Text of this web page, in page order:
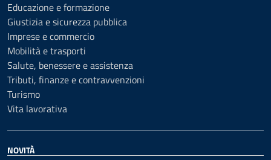
Educazione e formazione
Giustizia e sicurezza pubblica
Imprese e commercio
Mobilità e trasporti
Salute, benessere e assistenza
Tributi, finanze e contravvenzioni
Turismo
Vita lavorativa
NOVITÀ